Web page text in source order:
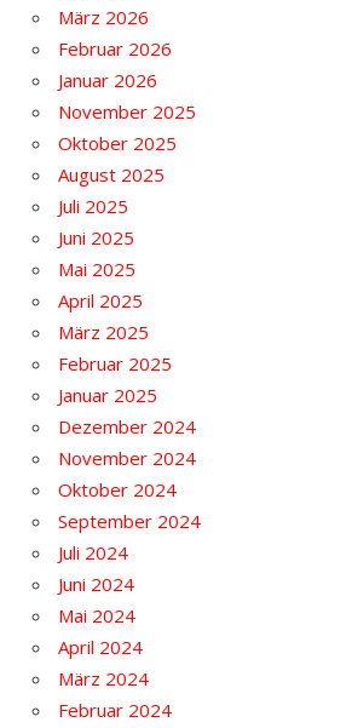
März 2026
Februar 2026
Januar 2026
November 2025
Oktober 2025
August 2025
Juli 2025
Juni 2025
Mai 2025
April 2025
März 2025
Februar 2025
Januar 2025
Dezember 2024
November 2024
Oktober 2024
September 2024
Juli 2024
Juni 2024
Mai 2024
April 2024
März 2024
Februar 2024